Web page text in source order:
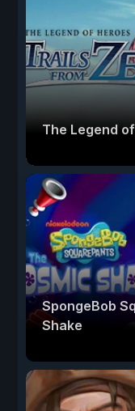
The Legend
SpongeBob
Shake